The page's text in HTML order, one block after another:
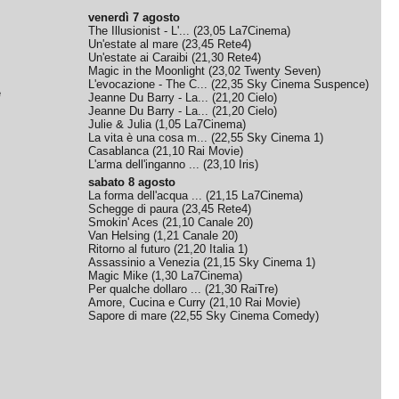
venerdì 7 agosto
The Illusionist - L'... (23,05 La7Cinema)
Un'estate al mare (23,45 Rete4)
Un'estate ai Caraibi (21,30 Rete4)
Magic in the Moonlight (23,02 Twenty Seven)
L'evocazione - The C... (22,35 Sky Cinema Suspence)
Jeanne Du Barry - La... (21,20 Cielo)
Jeanne Du Barry - La... (21,20 Cielo)
Julie & Julia(1,05 La7Cinema)
La vita è una cosa m... (22,55 Sky Cinema 1)
Casablanca(21,10 Rai Movie)
L'arma dell'inganno ... (23,10 Iris)
sabato 8 agosto
La forma dell'acqua ... (21,15 La7Cinema)
Schegge di paura(23,45 Rete4)
Smokin' Aces (21,10 Canale 20)
Van Helsing (1,21 Canale 20)
Ritorno al futuro (21,20 Italia 1)
Assassinio a Venezia(21,15 Sky Cinema 1)
Magic Mike (1,30 La7Cinema)
Per qualche dollaro ... (21,30 RaiTre)
Amore, Cucina e Curry (21,10 Rai Movie)
Sapore di mare (22,55 Sky Cinema Comedy)